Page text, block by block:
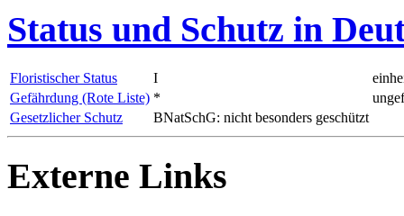
Status und Schutz in
Floristischer Status I
Gefährdung (Rote Liste) *
Gesetzlicher Schutz
BNatSchG: nicht besonders geschützt
Externe Links